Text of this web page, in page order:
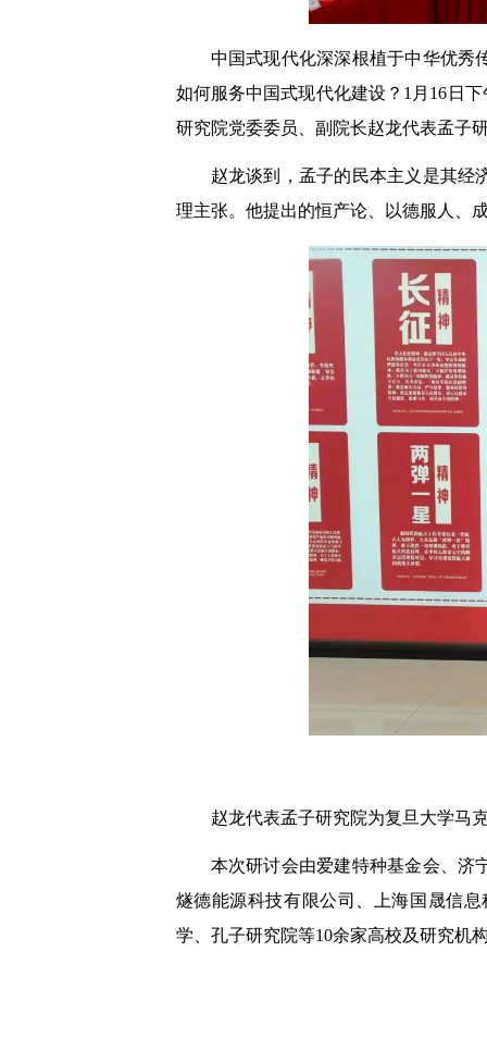
中国式现代化深深根植于中华优秀
如何服务中国式现代化建设？1月16日
研究院党委委员、副院长赵龙代表孟子
赵龙谈到，孟子的民本主义是其经
理主张。他提出的恒产论、以德服人、
赵龙代表孟子研究院为复旦大学马
本次研讨会由爱建特种基金会、济
燧德能源科技有限公司、上海国晟信
学、孔子研究院等10余家高校及研究机